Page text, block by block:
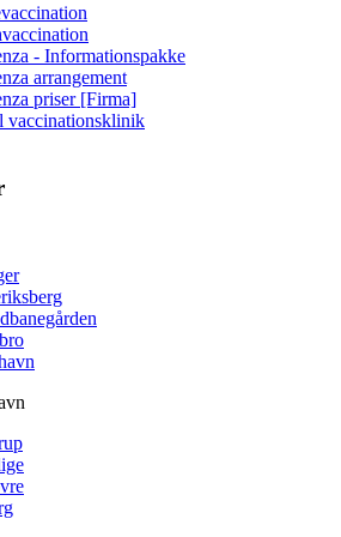
- Informationspakke
arrangement
priser [Firma]
vaccinationsklinik